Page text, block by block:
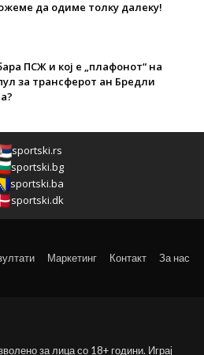
да одиме толку далеку!
ПСЖ и кој е „плафонот“ на
за трансферот ан Бредли
sportski.rs
sportski.bg
sportski.ba
sportski.dk
Маркетинг Контакт За нас
за лица со 18+ години. Играј